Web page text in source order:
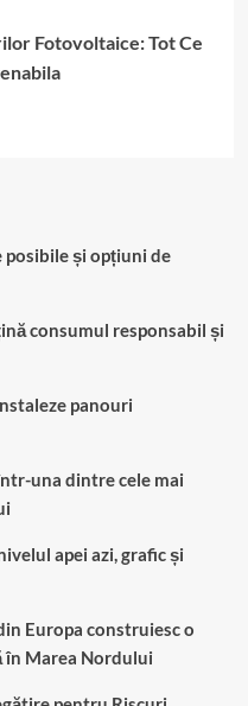
Fotovoltaice: Tot Ce
și opțiuni de
consumul responsabil și
panouri
una dintre cele mai
apei azi, grafic și
Europa construiesc o
în Marea Nordului